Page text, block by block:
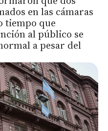
en las cámaras
tiempo que
al público se
a pesar del